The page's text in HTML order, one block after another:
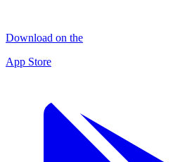
Download on the
App Store